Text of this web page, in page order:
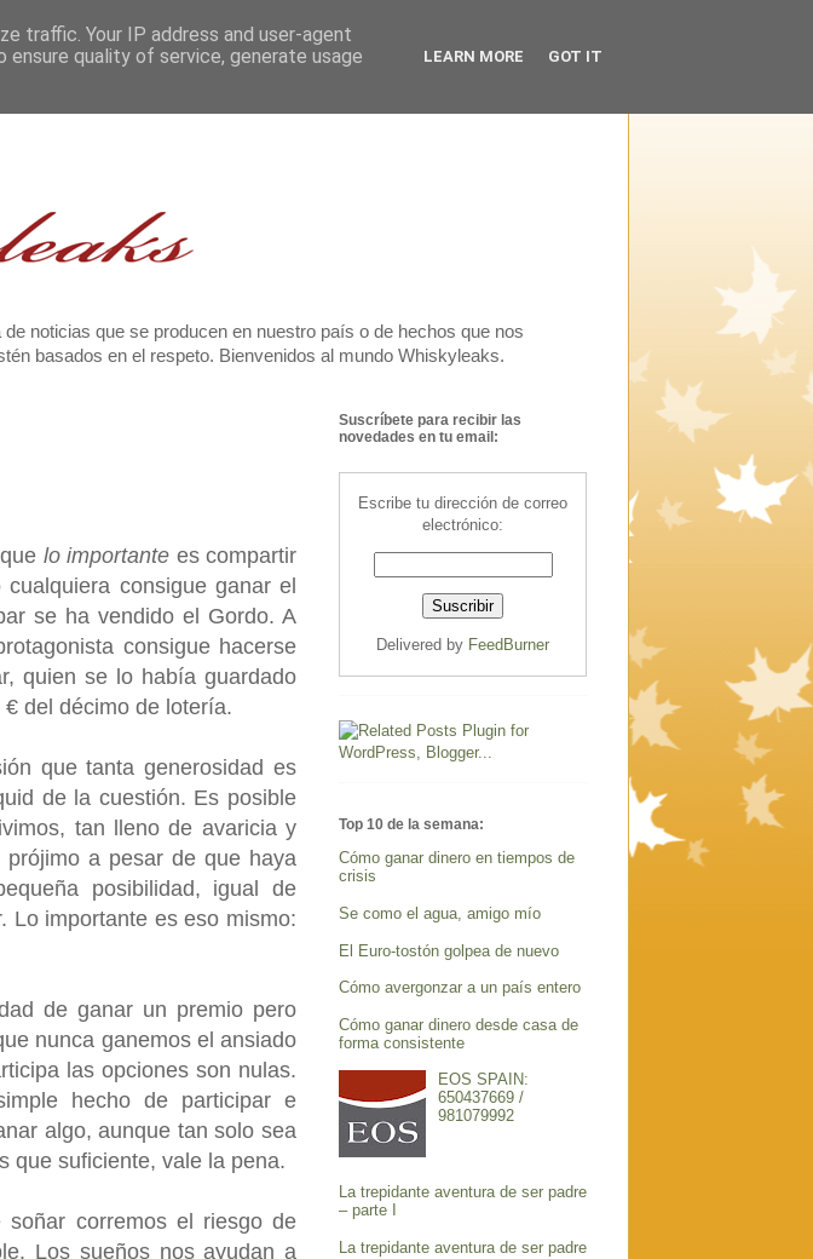
noticias que se producen en nuestro país o de hechos que nos
basados en el respeto. Bienvenidos al mundo Whiskyleaks.
lo importante es compartir
consigue ganar el
se ha vendido el Gordo. A
consigue hacerse
quien se lo había guardado
del décimo de lotería.
que tanta generosidad es
de la cuestión. Es posible
tan lleno de avaricia y
a pesar de que haya
posibilidad, igual de
Lo importante es eso mismo:
de ganar un premio pero
nunca ganemos el ansiado
las opciones son nulas.
hecho de participar e
algo, aunque tan solo sea
que suficiente, vale la pena.
corremos el riesgo de
Los sueños nos ayudan a
Suscríbete para recibir las
novedades en tu email:
Escribe tu dirección de correo
electrónico:
Delivered by FeedBurner
Top 10 de la semana:
Cómo ganar dinero en tiempos de
crisis
Se como el agua, amigo mío
El Euro-tostón golpea de nuevo
Cómo avergonzar a un país entero
Cómo ganar dinero desde casa de
forma consistente
EOS SPAIN:
650437669 /
981079992
La trepidante aventura de ser padre
– parte I
La trepidante aventura de ser padre
traffic. Your IP address and user-agent
quality of service, generate usage
LEARN MORE GOT IT